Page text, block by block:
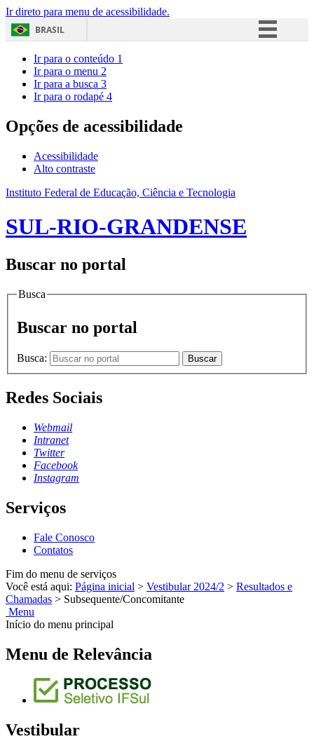
Ir direto para menu de acessibilidade.
BRASIL
Acesso à informação
Ir para o conteúdo 1
Ir para o menu 2
Ir para a busca 3
Ir para o rodapé 4
Opções de acessibilidade
Acessibilidade
Alto contraste
Instituto Federal de Educação, Ciência e Tecnologia
SUL-RIO-GRANDENSE
Buscar no portal
Busca
Buscar no portal
Busca: Buscar
Redes Sociais
Webmail
Intranet
Twitter
Facebook
Instagram
Serviços
Fale Conosco
Contatos
Fim do menu de serviços
Você está aqui: Página inicial > Vestibular 2024/2 > Resultados e
Chamadas > Subsequente/Concomitante
Menu
Início do menu principal
Menu de Relevância
Vestibular